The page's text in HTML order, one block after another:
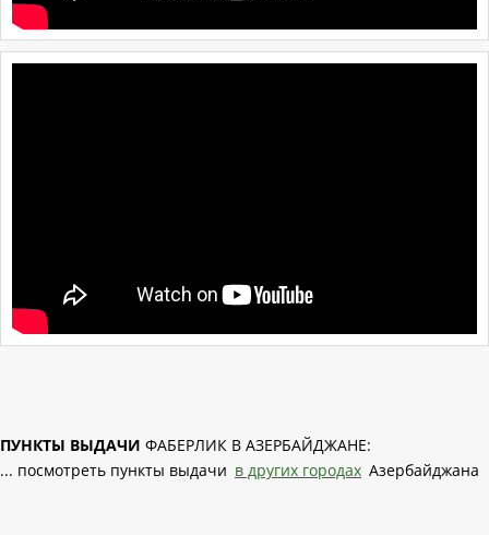
ПУНКТЫ ВЫДАЧИ ФАБЕРЛИК В АЗЕРБАЙДЖАНЕ:
... посмотреть пункты выдачи в других городах Азербайджана